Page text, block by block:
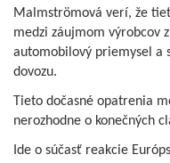
Malmströmová verí, že
medzi záujmom výrobcov
automobilový priemysel a
dovozu.
Tieto dočasné opatrenia
nerozhodne o konečných
Ide o súčasť reakcie